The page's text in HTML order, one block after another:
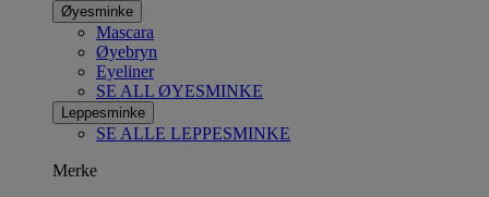
Øyesminke
Mascara
Øyebryn
Eyeliner
SE ALL ØYESMINKE
Leppesminke
SE ALLE LEPPESMINKE
Merke